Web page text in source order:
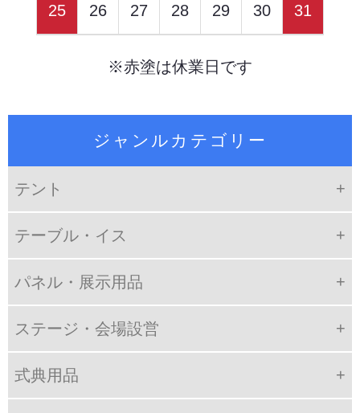
ジャンルカテゴリー
テント
テーブル・イス
パネル・展示用品
ステージ・会場設営
式典用品
25 26 27 28 29 30 31
※赤塗は休業日です